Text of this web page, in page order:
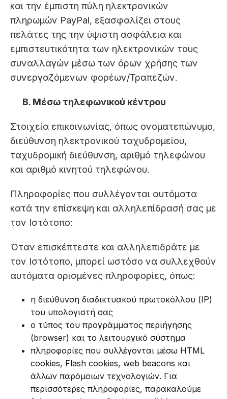
και την έμπιστη πύλη ηλεκτρονικών
πληρωμών PayPal, εξασφαλίζει στους
πελάτες της την ύψιστη ασφάλεια και
εμπιστευτικότητα των ηλεκτρονικών τους
συναλλαγών μέσω των όρων χρήσης των
συνεργαζόμενων φορέων/Τραπεζών.
Β. Μέσω τηλεφωνικού κέντρου
Στοιχεία επικοινωνίας, όπως ονοματεπώνυμο,
διεύθυνση ηλεκτρονικού ταχυδρομείου,
ταχυδρομική διεύθυνση, αριθμό τηλεφώνου
και αριθμό κινητού τηλεφώνου.
Πληροφορίες που συλλέγονται αυτόματα
κατά την επίσκεψη και αλληλεπίδρασή σας με
τον Ιστότοπο:
Όταν επισκέπτεστε και αλληλεπιδράτε με
τον Ιστότοπο, μπορεί ωστόσο να συλλεχθούν
αυτόματα ορισμένες πληροφορίες, όπως:
η διεύθυνση διαδικτυακού πρωτοκόλλου (ΙΡ)
του υπολογιστή σας
ο τύπος του προγράμματος περιήγησης
(browser) και το λειτουργικό σύστημα
πληροφορίες που συλλέγονται μέσω HTML
cookies, Flash cookies, web beacons και
άλλων παρόμοιων τεχνολογιών. Για
περισσότερες πληροφορίες, παρακαλούμε